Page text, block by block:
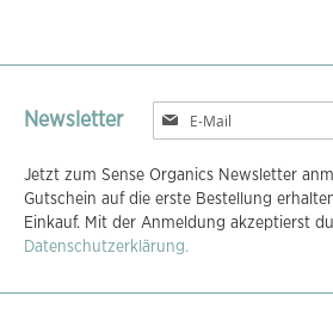
Newsletter
Melden
Sie
für
unseren
Newsletter
an:
Jetzt zum Sense Organics Newsletter
Gutschein auf die erste Bestellung
Einkauf. Mit der Anmeldung akzeptierst
Datenschutzerklärung.